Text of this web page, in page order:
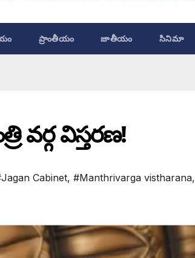
ప్రాంతీయం జాతీయం సినిమా
వర్గ విస్తరణ!
Cabinet, #Manthrivarga vistharana,